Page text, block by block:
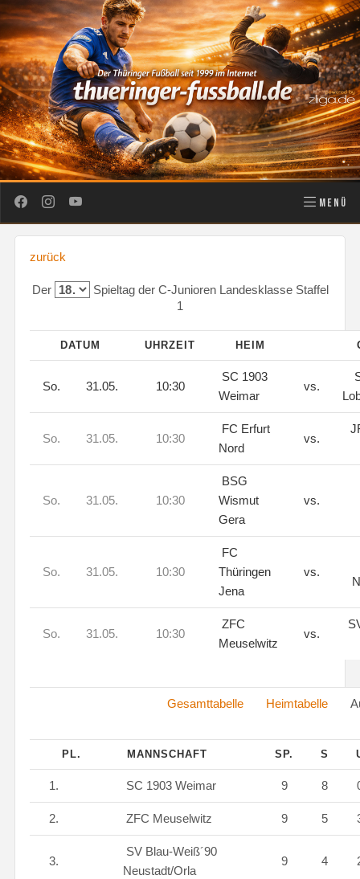
MENÜ
zurück
Der
Spieltag der C-Junioren Landesklasse Staffel
1
DATUM UHRZEIT HEIM
So. 31.05. 10:30
SC 1903
Weimar
vs.
So. 31.05. 10:30
FC Erfurt
Nord
vs.
So. 31.05. 10:30
BSG
Wismut
Gera
vs.
So. 31.05. 10:30
FC
Thüringen
Jena
vs.
So. 31.05. 10:30
ZFC
Meuselwitz
vs.
Gesamttabelle Heimtabelle
PL. MANNSCHAFT SP. S
1. SC 1903 Weimar 9 8
2. ZFC Meuselwitz 9 5
3.
SV Blau-Weiß´90
Neustadt/Orla
9 4